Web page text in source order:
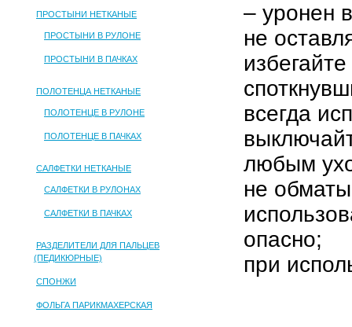
ПРОСТЫНИ НЕТКАНЫЕ
ПРОСТЫНИ В РУЛОНЕ
ПРОСТЫНИ В ПАЧКАХ
ПОЛОТЕНЦА НЕТКАНЫЕ
ПОЛОТЕНЦЕ В РУЛОНЕ
ПОЛОТЕНЦЕ В ПАЧКАХ
САЛФЕТКИ НЕТКАНЫЕ
САЛФЕТКИ В РУЛОНАХ
САЛФЕТКИ В ПАЧКАХ
РАЗДЕЛИТЕЛИ ДЛЯ ПАЛЬЦЕВ
(ПЕДИКЮРНЫЕ)
СПОНЖИ
ФОЛЬГА ПАРИКМАХЕРСКАЯ
– уронен
не
всегда
любым
не
опасно;
при